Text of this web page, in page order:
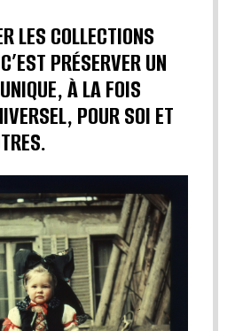
LES COLLECTIONS
PRÉSERVER UN
À LA FOIS
POUR SOI ET